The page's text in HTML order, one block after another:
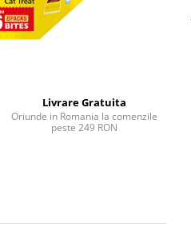
Livrare Gratuita
Oriunde in Romania la comenzile
peste 249 RON